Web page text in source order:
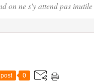
on ne s'y attend pas
0